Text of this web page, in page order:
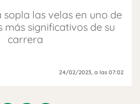
sopla las velas en uno de
más significativos de su
carrera
24/02/2023, a las 07:02